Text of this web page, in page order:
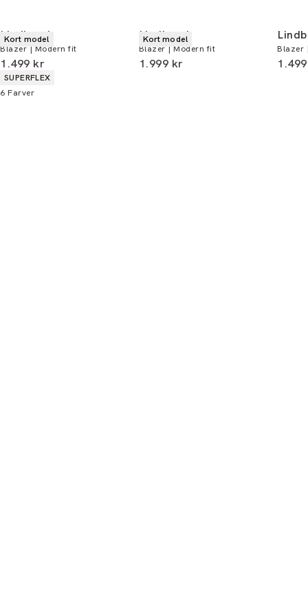
Du kan indløse din bonus 365 dage om året i
alle butikker og online.
Kort model
Lindbergh
Blazer | Modern fit
I alt (inkl. rabat)
1.499 kr
Produkt egenskaber
SUPERFLEX
6 Farver
Kort model
Lindbergh
Blazer | Modern fit
I alt (inkl. rabat)
1.999 kr
Blazer
I alt